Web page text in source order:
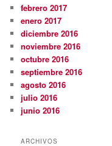
febrero 2017
enero 2017
diciembre 2016
noviembre 2016
octubre 2016
septiembre 2016
agosto 2016
julio 2016
junio 2016
ARCHIVOS